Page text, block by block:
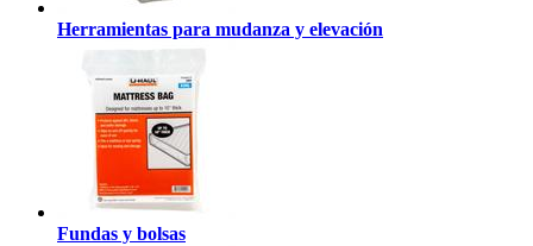
Herramientas para mudanza y elevación
Fundas y bolsas